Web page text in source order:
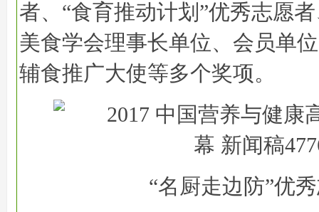
者、“食育推动计划”优秀志愿
美食学会理事长单位、会员单
辅食推广大使等多个奖项。
“名厨走边防”优